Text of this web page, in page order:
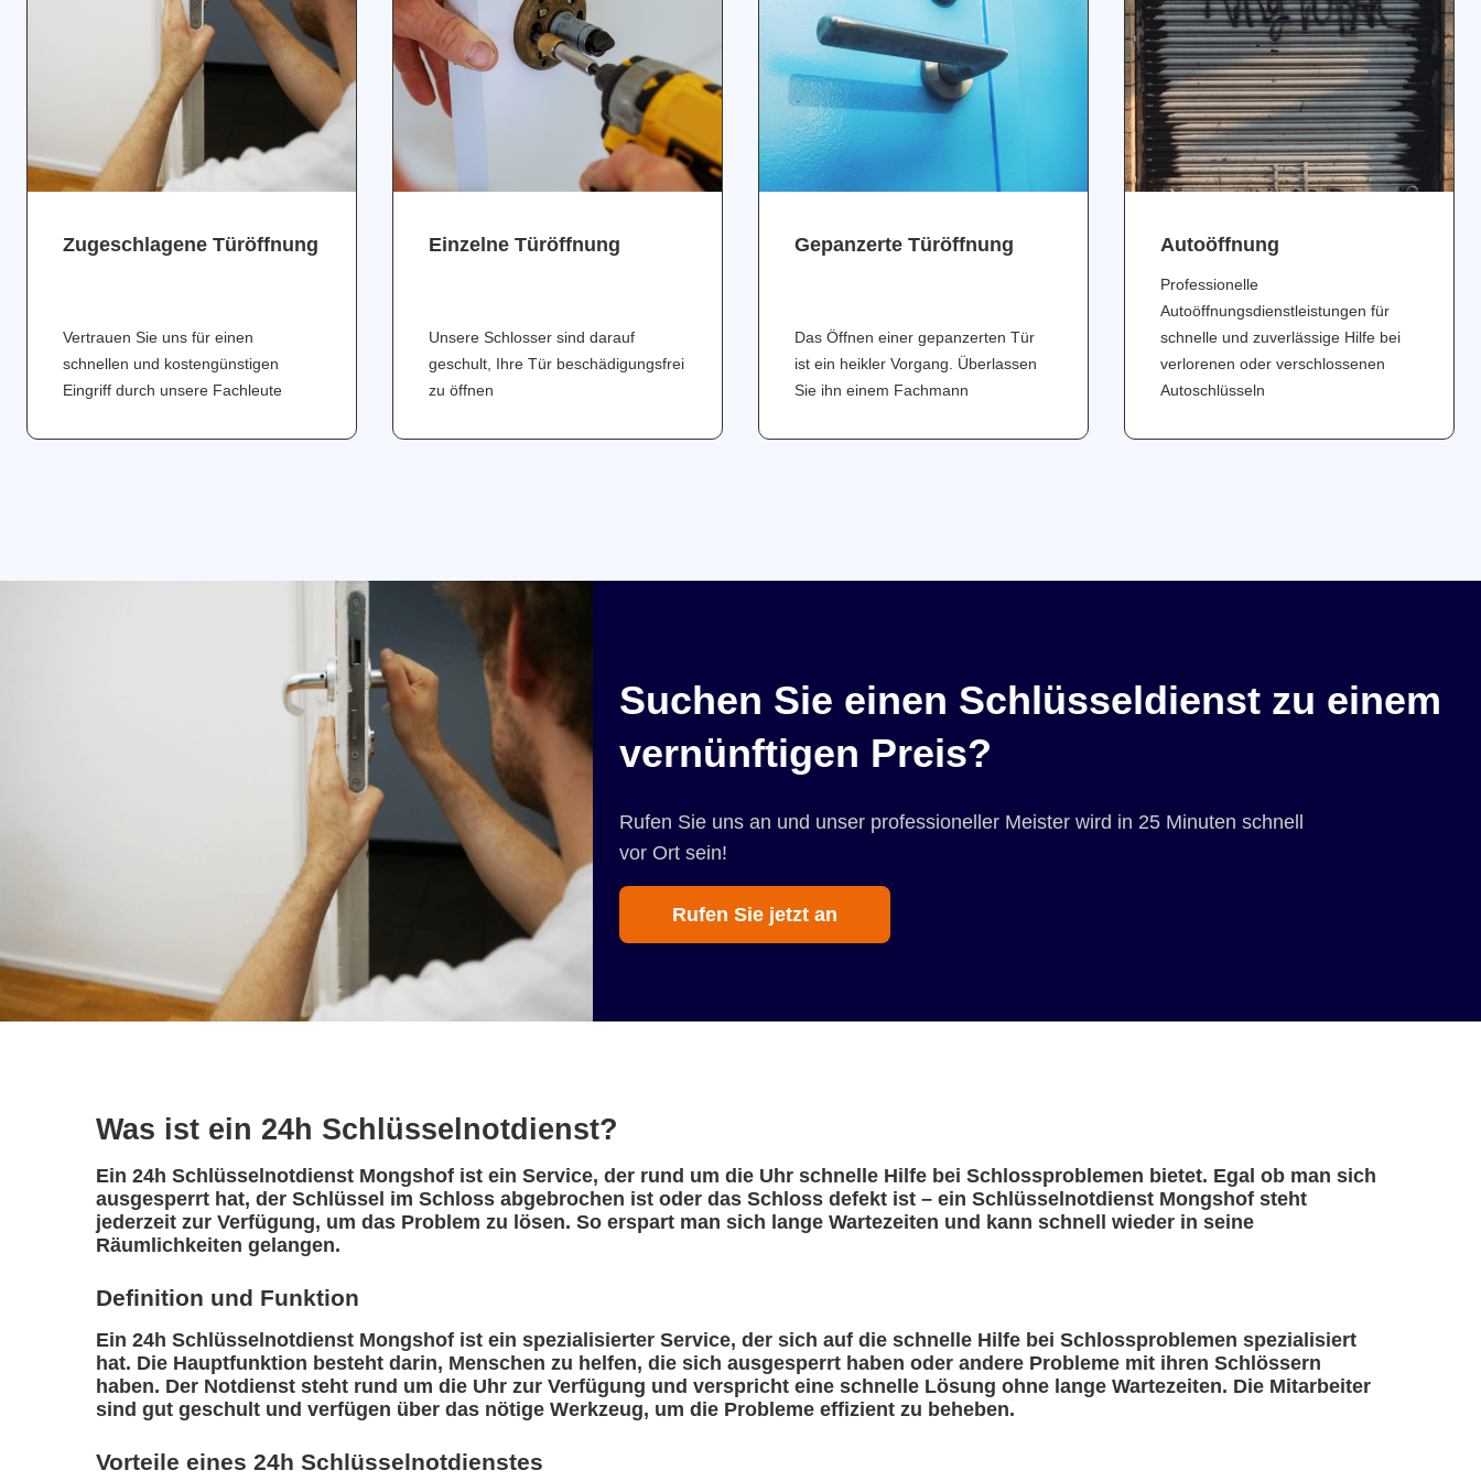
Zugeschlagene Türöffnung
Vertrauen Sie uns für einen
schnellen und kostengünstigen
Eingriff durch unsere Fachleute
Einzelne Türöffnung
Unsere Schlosser sind darauf
geschult, Ihre Tür beschädigungsfrei
zu öffnen
Gepanzerte Türöffnung
Das Öffnen einer gepanzerten Tür
ist ein heikler Vorgang. Überlassen
Sie ihn einem Fachmann
Аutoöffnung
Professionelle
Autoöffnungsdienstleistungen für
schnelle und zuverlässige Hilfe bei
verlorenen oder verschlossenen
Autoschlüsseln
Suchen Sie einen Schlüsseldienst zu einem
vernünftigen Preis?
Rufen Sie uns an und unser professioneller Meister wird in 25 Minuten schnell
vor Ort sein!
Rufen Sie jetzt an
Was ist ein 24h Schlüsselnotdienst?
Ein 24h Schlüsselnotdienst Mongshof ist ein Service, der rund um die Uhr schnelle Hilfe bei Schlossproblemen bietet. Egal ob man sich
ausgesperrt hat, der Schlüssel im Schloss abgebrochen ist oder das Schloss defekt ist – ein Schlüsselnotdienst Mongshof steht
jederzeit zur Verfügung, um das Problem zu lösen. So erspart man sich lange Wartezeiten und kann schnell wieder in seine
Räumlichkeiten gelangen.
Definition und Funktion
Ein 24h Schlüsselnotdienst Mongshof ist ein spezialisierter Service, der sich auf die schnelle Hilfe bei Schlossproblemen spezialisiert
hat. Die Hauptfunktion besteht darin, Menschen zu helfen, die sich ausgesperrt haben oder andere Probleme mit ihren Schlössern
haben. Der Notdienst steht rund um die Uhr zur Verfügung und verspricht eine schnelle Lösung ohne lange Wartezeiten. Die Mitarbeiter
sind gut geschult und verfügen über das nötige Werkzeug, um die Probleme effizient zu beheben.
Vorteile eines 24h Schlüsselnotdienstes